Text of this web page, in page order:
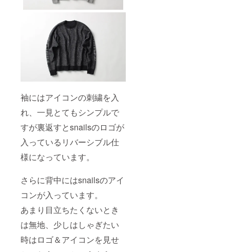
袖にはアイコンの刺繍を入
れ、一見とてもシンプルで
すが裏返すとsnailsのロゴが
入っているリバーシブル仕
様になっています。
さらに背中にはsnailsのアイ
コンが入っています。
あまり目立ちたくないとき
は無地、少しはしゃぎたい
時はロゴ＆アイコンを見せ